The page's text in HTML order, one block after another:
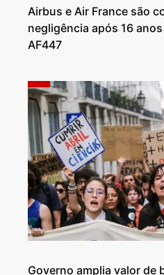
Airbus e Air France são
negligência após 16
AF447
Governo amplia valor de